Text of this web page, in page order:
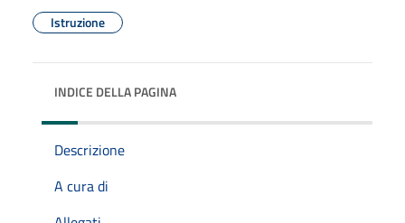
Istruzione
INDICE DELLA PAGINA
Descrizione
A cura di